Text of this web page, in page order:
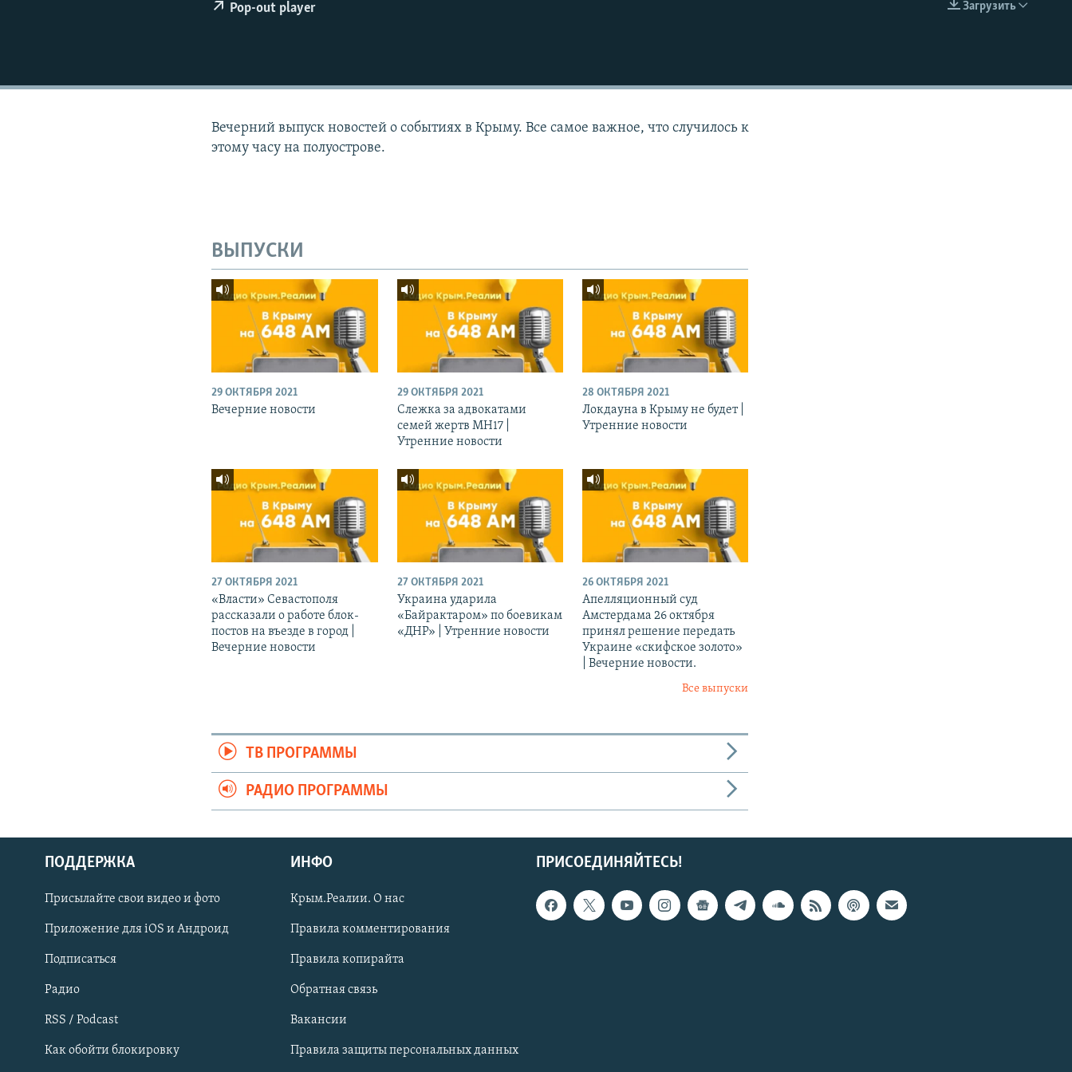
УКРАИНСКАЯ ПРОБЛЕМА КРЫМА
Українською
Qırımtatar
ПРИСОЕДИНЯЙТЕСЬ!
EMBED
Загрузить
Pop-out player
Вечерний выпуск новостей о событиях в Крыму. Все самое важное, что случилось к
этому часу на полуострове.
ВЫПУСКИ
29 ОКТЯБРЯ 2021
Вечерние новости
29 ОКТЯБРЯ 2021
Слежка за адвокатами
семей жертв МН17 |
Утренние новости
28 ОКТЯБРЯ 2021
Локдауна в Крыму не будет |
Утренние новости
27 ОКТЯБРЯ 2021
«Власти» Севастополя
рассказали о работе блок-
постов на въезде в город |
Вечерние новости
27 ОКТЯБРЯ 2021
Украина ударила
«Байрактаром» по боевикам
«ДНР» | Утренние новости
26 ОКТЯБРЯ 2021
Апелляционный суд
Амстердама 26 октября
принял решение передать
Украине «скифское золото»
| Вечерние новости.
Все выпуски
ТВ ПРОГРАММЫ
РАДИО ПРОГРАММЫ
ПРИСОЕДИНЯЙТЕСЬ!
ПОДДЕРЖКА
Присылайте свои видео и фото
Приложение для iOS и Андроид
Подписаться
Радио
RSS / Podcast
Как обойти блокировку
ИНФО
Крым.Реалии. О нас
Правила комментирования
Правила копирайта
Обратная связь
Вакансии
Правила защиты персональных данных